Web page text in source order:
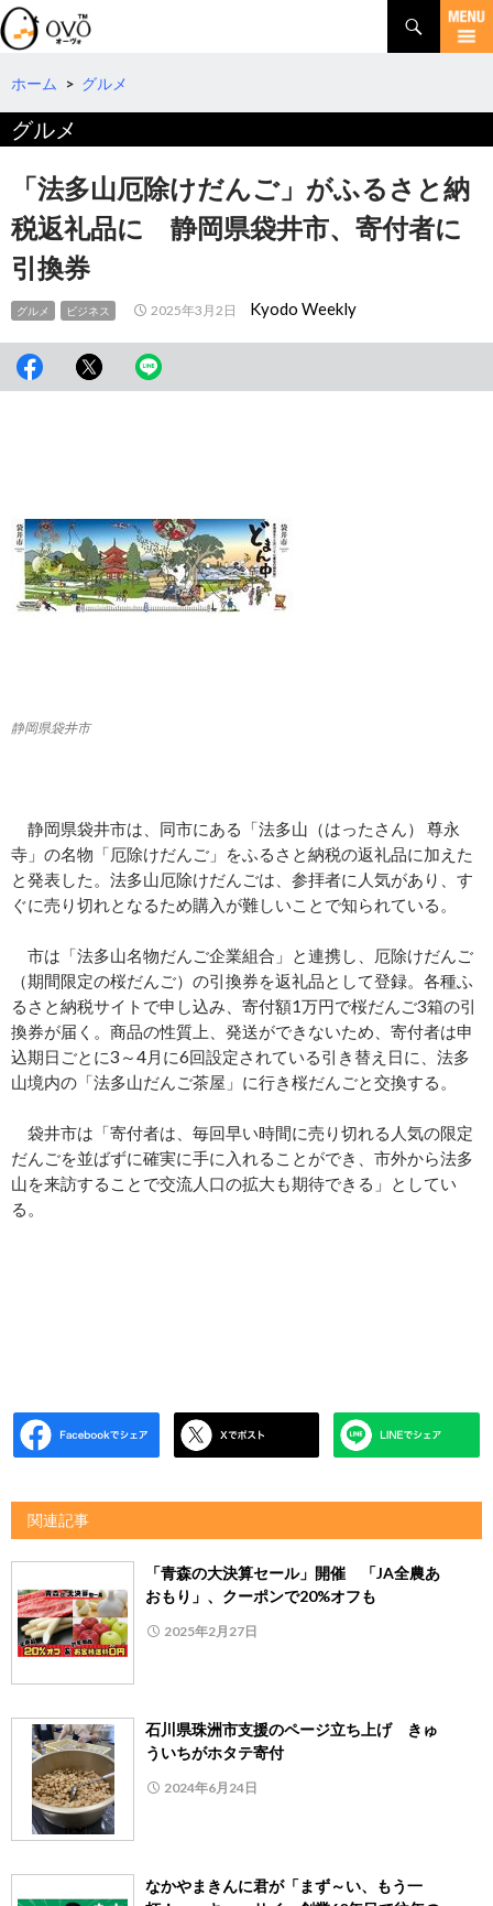
検
索
コ
テ
ツ
へ
ホーム > グルメ
グルメ
「法多山厄除けだんご」がふるさと納
税返礼品に 静岡県袋井市、寄付者に
引換券
グルメ ビジネス 2025年3月2日 Kyodo Weekly
静岡県袋井市
静岡県袋井市は、同市にある「法多山（はったさん） 尊永
寺」の名物「厄除けだんご」をふるさと納税の返礼品に加えた
と発表した。法多山厄除けだんごは、参拝者に人気があり、す
ぐに売り切れとなるため購入が難しいことで知られている。
市は「法多山名物だんご企業組合」と連携し、厄除けだんご
（期間限定の桜だんご）の引換券を返礼品として登録。各種ふ
るさと納税サイトで申し込み、寄付額1万円で桜だんご3箱の引
換券が届く。商品の性質上、発送ができないため、寄付者は申
込期日ごとに3～4月に6回設定されている引き替え日に、法多
山境内の「法多山だんご茶屋」に行き桜だんごと交換する。
袋井市は「寄付者は、毎回早い時間に売り切れる人気の限定
だんごを並ばずに確実に手に入れることができ、市外から法多
山を来訪することで交流人口の拡大も期待できる」としてい
る。
関連記事
「青森の大決算セール」開催 「JA全農あ
おもり」、クーポンで20%オフも
2025年2月27日
石川県珠洲市支援のページ立ち上げ きゅ
ういちがホタテ寄付
2024年6月24日
なかやまきんに君が「まず～い、もう一